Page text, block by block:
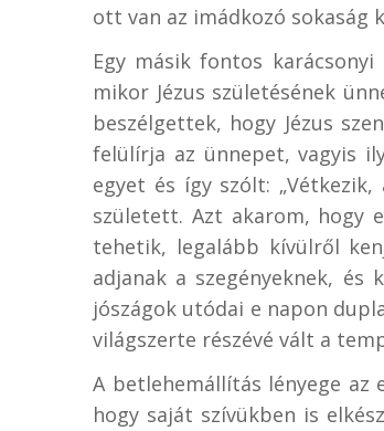
ott van az imádkozó sokaság
Egy másik fontos
mikor Jézus születésének
beszélgettek, hogy Jézus
felülírja az ünnepet, vagyis
egyet és így szólt:
született. Azt akarom, hogy
tehetik, legalább kívülről
adjanak a szegényeknek, és
jószágok utódai e napon
világszerte részévé vált a
A betlehemállítás lényege az
hogy saját szívükben is